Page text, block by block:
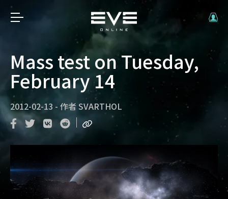
Mass test on Tuesday,
February 14
2012-02-13 - 作者 SVARTHOL